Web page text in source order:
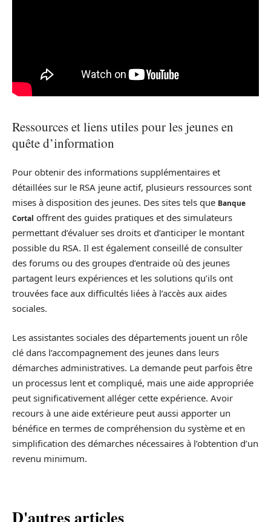
Ressources et liens utiles pour les jeunes en
quête d’information
Pour obtenir des informations supplémentaires et
détaillées sur le RSA jeune actif, plusieurs ressources sont
mises à disposition des jeunes. Des sites tels que Banque
Cortal offrent des guides pratiques et des simulateurs
permettant d’évaluer ses droits et d’anticiper le montant
possible du RSA. Il est également conseillé de consulter
des forums ou des groupes d’entraide où des jeunes
partagent leurs expériences et les solutions qu’ils ont
trouvées face aux difficultés liées à l’accès aux aides
sociales.
Les assistantes sociales des départements jouent un rôle
clé dans l’accompagnement des jeunes dans leurs
démarches administratives. La demande peut parfois être
un processus lent et compliqué, mais une aide appropriée
peut significativement alléger cette expérience. Avoir
recours à une aide extérieure peut aussi apporter un
bénéfice en termes de compréhension du système et en
simplification des démarches nécessaires à l’obtention d’un
revenu minimum.
D'autres articles